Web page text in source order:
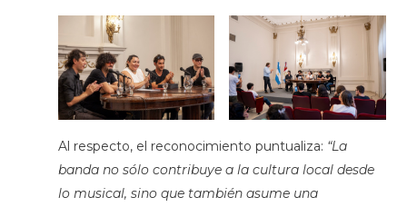
Al respecto, el reconocimiento puntualiza: “La
banda no sólo contribuye a la cultura local desde
lo musical, sino que también asume una